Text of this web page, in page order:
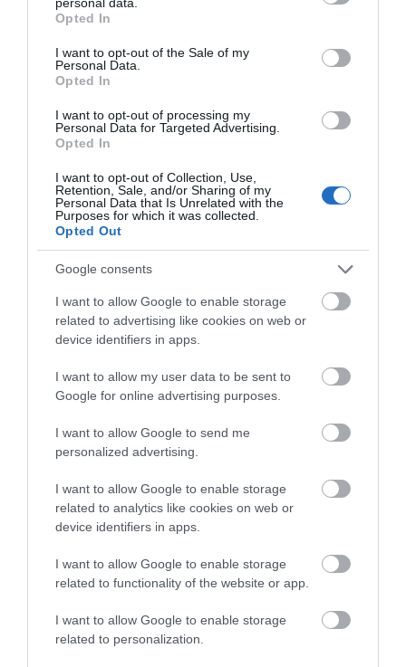
grant or deny consent to Google and its third-party tags to
use your data for below specified purposes in below Google
consent section.
Opted In
I want to opt-out of the Sale of my
Personal Data.
Opted In
I want to opt-out of processing my
Personal Data for Targeted Advertising.
Opted In
I want to opt-out of Collection, Use,
Retention, Sale, and/or Sharing of my
Personal Data that Is Unrelated with the
Purposes for which it was collected.
Opted Out
Google consents
I want to allow Google to enable storage
related to advertising like cookies on web or
device identifiers in apps.
I want to allow my user data to be sent to
Google for online advertising purposes.
I want to allow Google to send me
personalized advertising.
I want to allow Google to enable storage
related to analytics like cookies on web or
device identifiers in apps.
I want to allow Google to enable storage
related to functionality of the website or app.
I want to allow Google to enable storage
related to personalization.
Βιταμίνες Ε & C: Αντιοξειδωτική & αντιγηραντική δράση
Πανθενόλη & βούτυρο karite: Ενισχυμένη ενυδάτωση
Βιταμίνες A & F: Αύξηση της ελαστικότητας της επιδερμίδας
Οδηγίες Χρήσης:
Εφαρμόστε πρωί και βράδυ σε καθαρό πρόσωπο, με απαλές
ανοδικές κινήσεις. Αποφύγετε την επαφή με τα μάτια.
ΤΟ BODYFACE ΣΟΥ
ΠΡΟΤΕΙΝΕΙ